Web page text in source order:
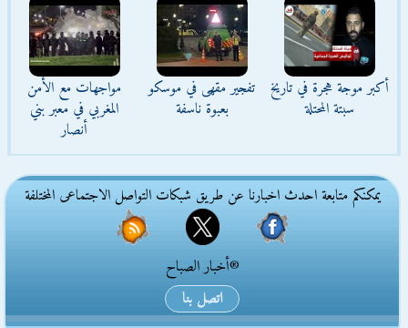
أكبر موجة هجرة في تاريخ
سبتة المحتلة
تفجير مقهى في موسكو
بعبوة ناسفة
مواجهات مع الأمن
المغربي في معبر بني
أنصار
يمكنكم متابعة احدث اخبارنا عن طريق شبكات التواصل الاجتماعى المختلفة
®أخبار الصباح
اتصل بنا